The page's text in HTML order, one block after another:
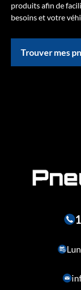
produits afin de
besoins et votre
Trouver mes